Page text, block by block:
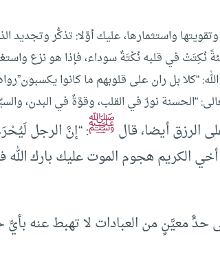
واستثمارها، عليك أوَّلا: تذكُّر وتجديد
نُكِتَتْ في قلبه نُكْتَةٌ سوداء، فإذا هو نزع
الله: “كلا بل ران على قلوبهم ما كانوا
“الحسنة نورٌ في القلب، وقوَّةٌ في البدن،
الرزق أيضا، قالﷺ: “إنَّ الرجل
الكريم هجوم الموت عليك بارك الله
حدٍّ معيَّنٍ من العبادات لا تهبط عنه